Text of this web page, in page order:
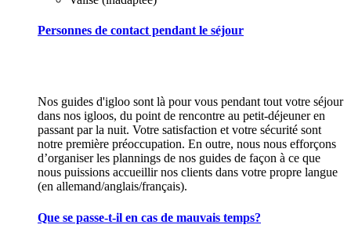
Personnes de contact pendant le séjour
Nos guides d'igloo sont là pour vous pendant tout votre séjour
dans nos igloos, du point de rencontre au petit-déjeuner en
passant par la nuit. Votre satisfaction et votre sécurité sont
notre première préoccupation. En outre, nous nous efforçons
d’organiser les plannings de nos guides de façon à ce que
nous puissions accueillir nos clients dans votre propre langue
(en allemand/anglais/français).
Que se passe-t-il en cas de mauvais temps?